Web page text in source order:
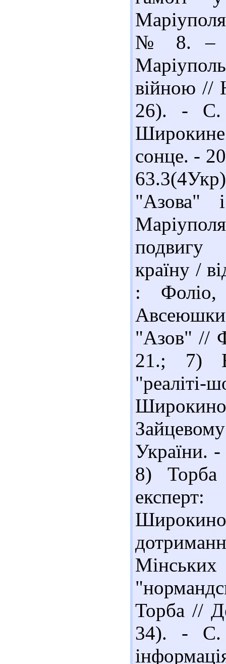
№ 8. –
війною //
26). - С.
сонце. -
"Азова"
подвигу
країну /
:
"Азов" //
21.; 7)
України.
8) Торба
Торба //
34). - С.